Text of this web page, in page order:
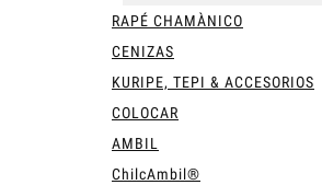
RAPÉ CHAMÀNICO
CENIZAS
KURIPE, TEPI & ACCESORIOS
COLOCAR
AMBIL
ChilcAmbil®